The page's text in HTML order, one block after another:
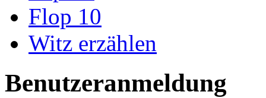
Flop 10
Witz erzählen
Benutzeranmeldung